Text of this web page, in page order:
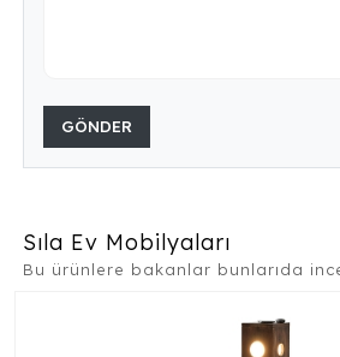
GÖNDER
Sıla Ev Mobilyaları
Bu ürünlere bakanlar bunlarıda